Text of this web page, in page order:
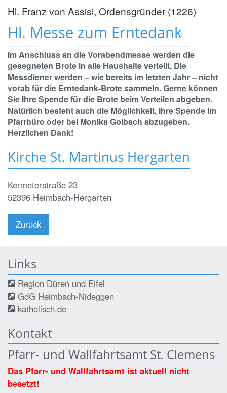
Hl. Messe zum Erntedank
Hl. Franz von Assisi, Ordensgründer (1226)
Im Anschluss an die Vorabendmesse werden die
gesegneten Brote in alle Haushalte verteilt. Die
Messdiener werden – wie bereits im letzten Jahr – nicht
vorab für die Erntedank-Brote sammeln. Gerne können
Sie Ihre Spende für die Brote beim Verteilen abgeben.
Natürlich besteht auch die Möglichkeit, Ihre Spende im
Pfarrbüro oder bei Monika Golbach abzugeben.
Herzlichen Dank!
Kirche St. Martinus Hergarten
Kermeterstraße 23
52396 Heimbach-Hergarten
Zurück
Links
Region Düren und Eifel
GdG Heimbach-Nideggen
katholisch.de
Kontakt
Pfarr- und Wallfahrtsamt St. Clemens
Das Pfarr- und Wallfahrtsamt ist aktuell nicht
besetzt!